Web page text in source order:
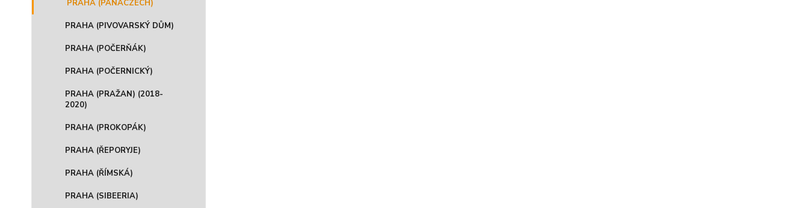
PRAHA (PANACZECH)
PRAHA (PIVOVARSKÝ DŮM)
PRAHA (POČERŇÁK)
PRAHA (POČERNICKÝ)
PRAHA (PRAŽAN) (2018-
2020)
PRAHA (PROKOPÁK)
PRAHA (ŘEPORYJE)
PRAHA (ŘÍMSKÁ)
PRAHA (SIBEERIA)